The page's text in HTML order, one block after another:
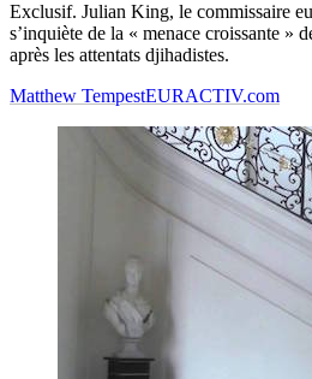
Exclusif. Julian King, le commissaire
s’inquiète de la « menace croissante »
après les attentats djihadistes.
Matthew TempestEURACTIV.com